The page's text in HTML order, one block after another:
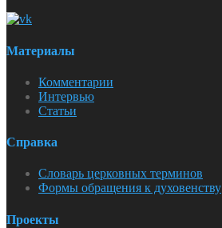
Материалы
Комментарии
Интервью
Статьи
Справка
Словарь церковных терминов
Формы обращения к духовенству
Проекты